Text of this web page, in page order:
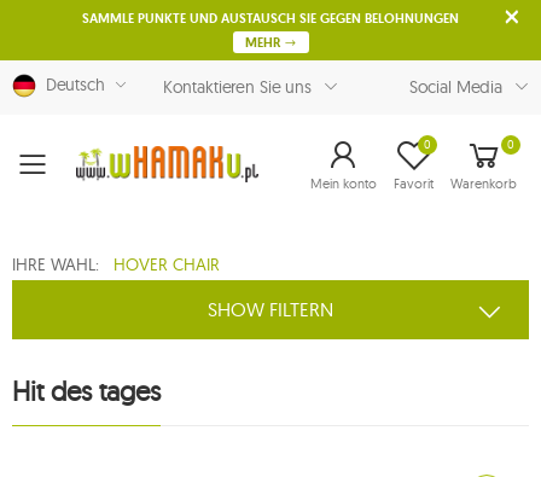
SAMMLE PUNKTE UND AUSTAUSCH SIE GEGEN BELOHNUNGEN
MEHR
Deutsch Kontaktieren Sie uns Social Media
Menu Mein konto Favorit
0 0
Warenkorb
IHRE WAHL: HOVER CHAIR
SHOW FILTERN
Hit des tages